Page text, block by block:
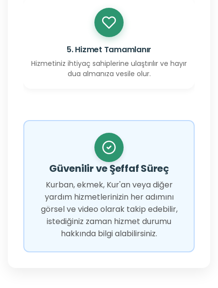
5. Hizmet Tamamlanır
Hizmetiniz ihtiyaç sahiplerine ulaştırılır ve hayır
dua almanıza vesile olur.
Güvenilir ve Şeffaf Süreç
Kurban, ekmek, Kur'an veya diğer
yardım hizmetlerinizin her adımını
görsel ve video olarak takip edebilir,
istediğiniz zaman hizmet durumu
hakkında bilgi alabilirsiniz.